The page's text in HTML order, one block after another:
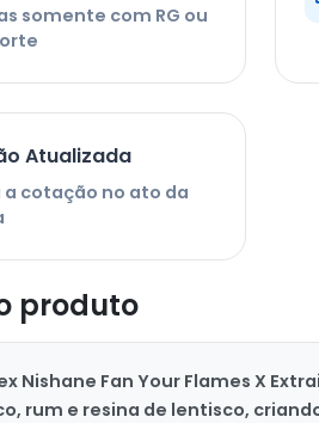
somente com RG ou
Atualizada
a cotação no ato da
produto
Nishane Fan Your Flames X
rum e resina de lentisco,